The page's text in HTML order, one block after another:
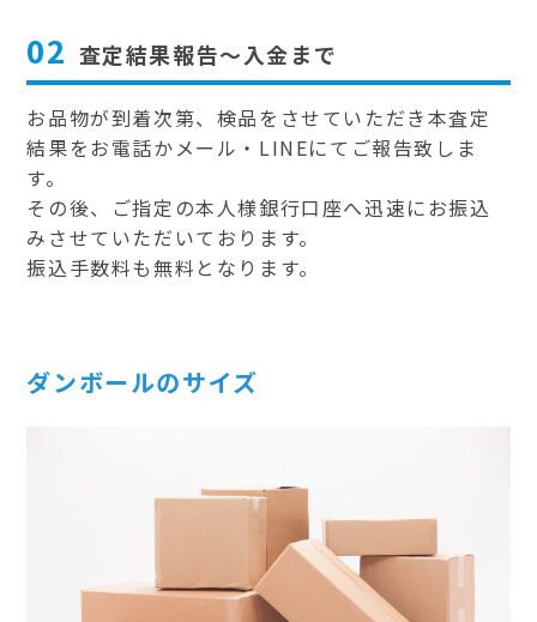
02 査定結果報告～入金まで
お品物が到着次第、検品をさせていただき本査定
結果をお電話かメール・LINEにてご報告致しま
す。
その後、ご指定の本人様銀行口座へ迅速にお振込
みさせていただいております。
振込手数料も無料となります。
ダンボールのサイズ